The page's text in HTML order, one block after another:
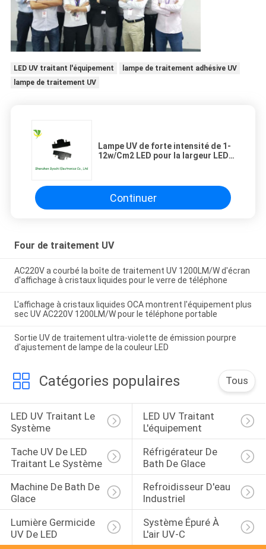
LED UV traitant l'équipement
lampe de traitement adhésive UV
lampe de traitement UV
Lampe UV de forte intensité de 1-
12w/Cm2 LED pour la largeur LED
Continuer
Four de traitement UV
AC220V a courbé la boîte de traitement UV 1200LM/W d'écran
d'affichage à cristaux liquides pour le verre de téléphone
L'affichage à cristaux liquides OCA montrent l'équipement plus
sec UV AC220V 1200LM/W pour le téléphone portable
Sortie UV de traitement ultra-violette de émission pourpre
d'ajustement de lampe de la couleur LED
Catégories populaires Tous
LED UV Traitant Le
Système
LED UV Traitant
L'équipement
Tache UV De LED
Traitant Le Système
Réfrigérateur De
Bath De Glace
Machine De Bath De
Glace
Refroidisseur D'eau
Industriel
Lumière Germicide
UV De LED
Système Épuré À
L'air UV-C